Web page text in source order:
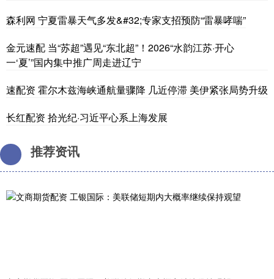
森利网 宁夏雷暴天气多发&#32;专家支招预防“雷暴哮喘”
金元速配 当“苏超”遇见“东北超”！2026“水韵江苏·开心
一‘夏’”国内集中推广周走进辽宁
速配资 霍尔木兹海峡通航量骤降 几近停滞 美伊紧张局势升级
长红配资 拾光纪·习近平心系上海发展
推荐资讯